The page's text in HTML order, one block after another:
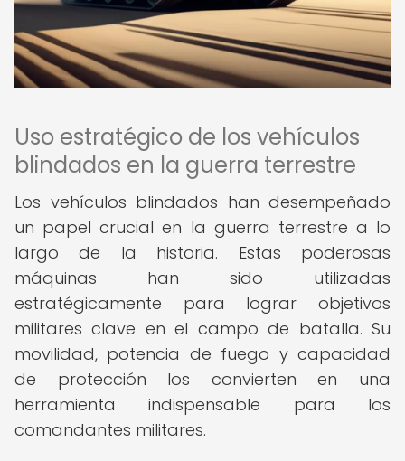
Uso estratégico de los vehículos
blindados en la guerra terrestre
Los vehículos blindados han desempeñado
un papel crucial en la guerra terrestre a lo
largo de la historia. Estas poderosas
máquinas han sido utilizadas
estratégicamente para lograr objetivos
militares clave en el campo de batalla. Su
movilidad, potencia de fuego y capacidad
de protección los convierten en una
herramienta indispensable para los
comandantes militares.